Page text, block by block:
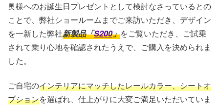
奥様へのお誕生日プレゼントとして検討なさっているとの
ことで、弊社ショールームまでご来訪いただき、デザイン
を一新した弊社新製品「S200」をご覧いただき、ご試乗
されて乗り心地を確認されたうえで、ご購入を決められま
した。
ご自宅のインテリアにマッチしたレールカラー、シートオ
プションを選ばれ、仕上がりに大変ご満足いただいていま